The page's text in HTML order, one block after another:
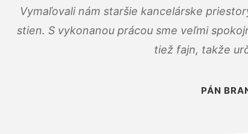
Vymaľovali nám staršie kancelárske
stien. S vykonanou prácou sme veľmi
tiež fajn, takže
PÁN